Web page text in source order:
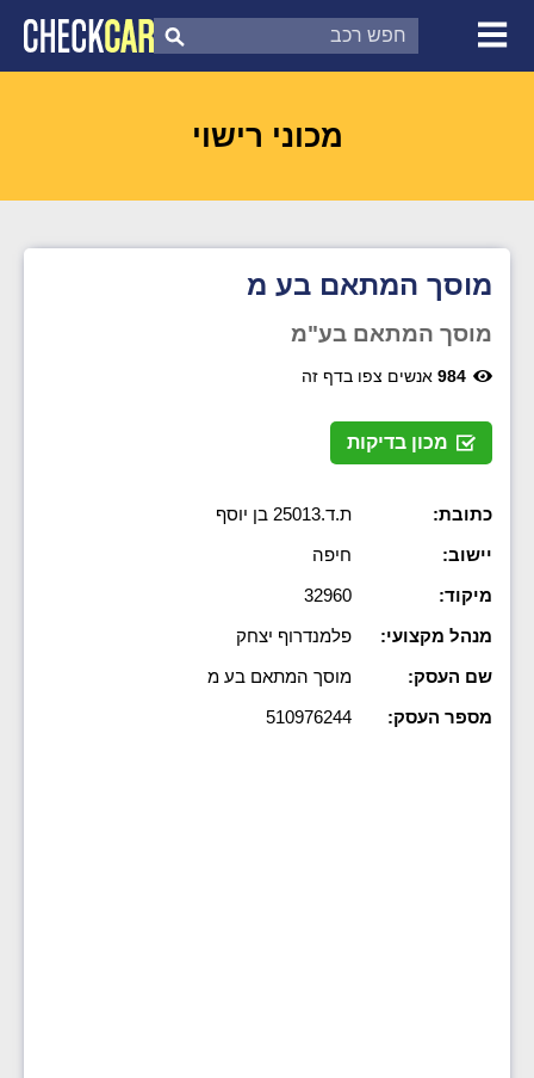
צ'ק קאר
דוח בדיקת רכב
מכוני רישוי
מוסך המתאם בע מ
מוסך המתאם בע"מ
984 אנשים צפו בדף זה
מכון בדיקות
כתובת:
ת.ד.25013 בן יוסף
יישוב:
חיפה
מיקוד:
32960
מנהל מקצועי:
פלמנדרוף יצחק
שם העסק:
מוסך המתאם בע מ
מספר העסק:
510976244